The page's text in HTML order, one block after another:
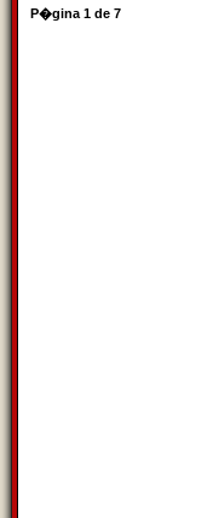
P�gina 1 de 7